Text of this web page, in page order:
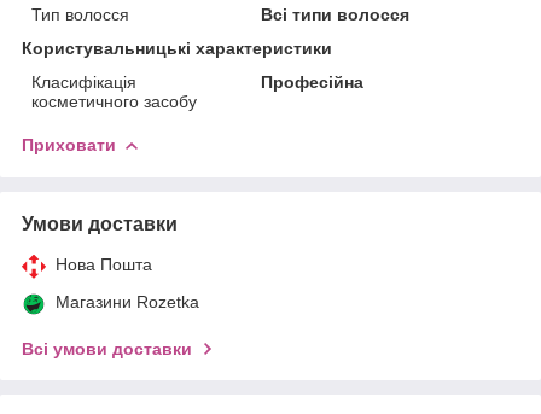
Тип волосся
Всі типи волосся
Користувальницькі характеристики
Класифікація
косметичного засобу
Професійна
Приховати
Умови доставки
Нова Пошта
Магазини Rozetka
Всі умови доставки